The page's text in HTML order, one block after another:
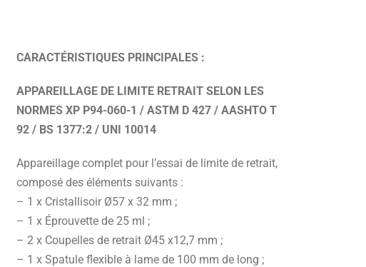
CARACTÉRISTIQUES PRINCIPALES :
APPAREILLAGE DE LIMITE RETRAIT SELON LES
NORMES XP P94-060-1 / ASTM D 427 / AASHTO T
92 / BS 1377:2 / UNI 10014
Appareillage complet pour l’essai de limite de retrait,
composé des éléments suivants :
– 1 x Cristallisoir Ø57 x 32 mm ;
– 1 x Éprouvette de 25 ml ;
– 2 x Coupelles de retrait Ø45 x12,7 mm ;
– 1 x Spatule flexible à lame de 100 mm de long ;